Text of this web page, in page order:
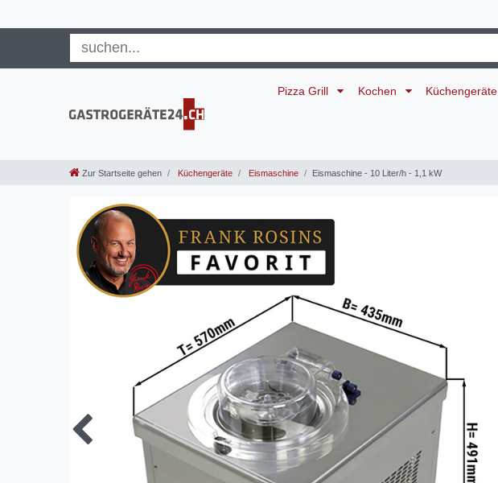
Pizza Grill Kochen Küchengeräte
Zur Startseite gehen Küchengeräte Eismaschine Eismaschine - 10 Liter/h - 1,1 kW